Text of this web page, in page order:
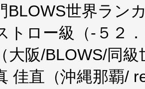
世界ラン
ロー級（-５２．
大阪/BLOWS/同級
佳直（沖縄那覇/